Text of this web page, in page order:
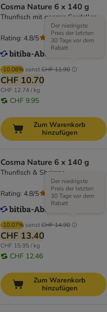
Cosma Nature 6 x 140 g
Thunfisch mit ganzen Sardellen
-10.08% sonstCHF 11.90
Der niedrigste
Preis der letzten
30 Tage vor dem
Rabatt
CHF 10.70
CHF 12.74 / kg
CHF 9.95
Rating: 4.8/5 (107)
Zum Warenkorb
hinzufügen
Cosma Nature 6 x 140 g
Thunfisch & Shrimps
-10.07% sonstCHF 14.90
Der niedrigste
Preis der letzten
30 Tage vor dem
Rabatt
CHF 13.40
CHF 15.95 / kg
CHF 12.46
Rating: 4.8/5 (107)
Zum Warenkorb
hinzufügen